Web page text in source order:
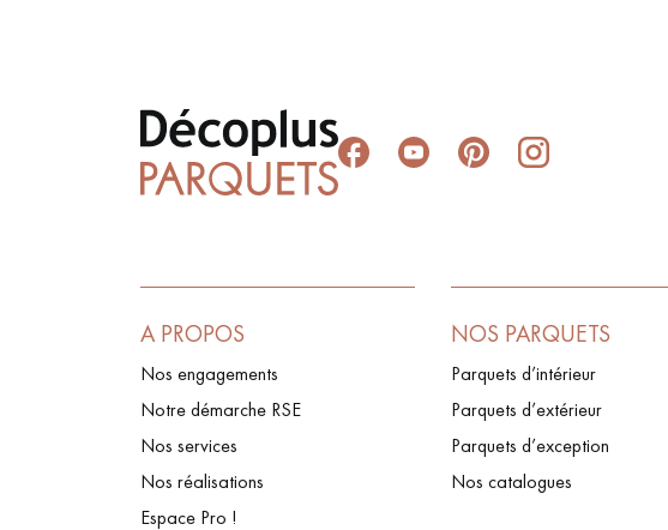
A PROPOS
Nos engagements
Notre démarche RSE
Nos services
Nos réalisations
Espace Pro !
NOS PARQUETS
Parquets d’intérieur
Parquets d’extérieur
Parquets d’exception
Nos catalogues